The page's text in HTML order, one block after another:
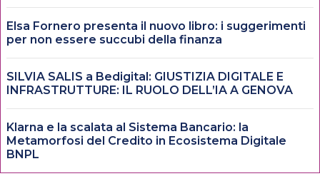
Elsa Fornero presenta il nuovo libro: i suggerimenti
per non essere succubi della finanza
SILVIA SALIS a Bedigital: GIUSTIZIA DIGITALE E
INFRASTRUTTURE: IL RUOLO DELL’IA A GENOVA
Klarna e la scalata al Sistema Bancario: la
Metamorfosi del Credito in Ecosistema Digitale
BNPL